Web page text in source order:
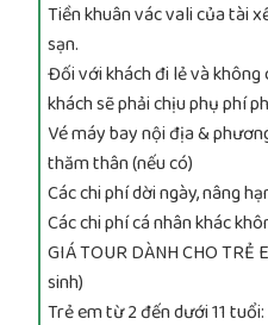
Tiền khuân vác vali của tài
sạn.
Đối với khách đi lẻ và không
khách sẽ phải chịu phụ phí
Vé máy bay nội địa &
thăm thân (nếu có)
Các chi phí dời ngày, nâng
Các chi phí cá nhân khác
GIÁ TOUR DÀNH CHO
sinh)
Trẻ em từ 2 đến dưới 11